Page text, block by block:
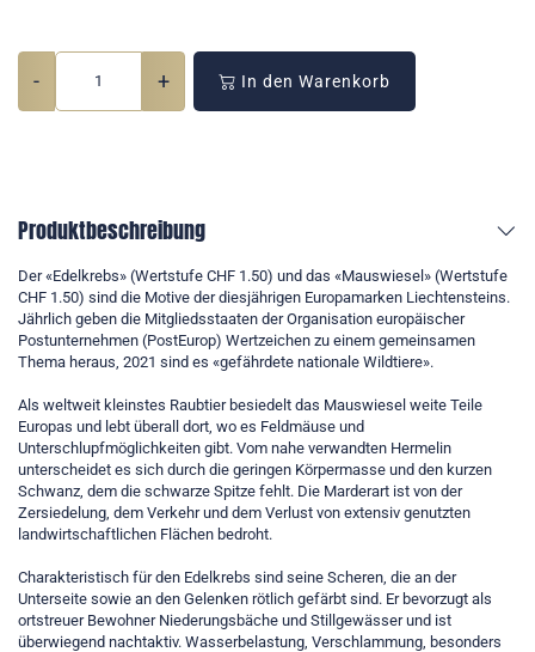
- + In den Warenkorb
Produktbeschreibung
Der «Edelkrebs» (Wertstufe CHF 1.50) und das «Mauswiesel» (Wertstufe
CHF 1.50) sind die Motive der diesjährigen Europamarken Liechtensteins.
Jährlich geben die Mitgliedsstaaten der Organisation europäischer
Postunternehmen (PostEurop) Wertzeichen zu einem gemeinsamen
Thema heraus, 2021 sind es «gefährdete nationale Wildtiere».
Als weltweit kleinstes Raubtier besiedelt das Mauswiesel weite Teile
Europas und lebt überall dort, wo es Feldmäuse und
Unterschlupfmöglichkeiten gibt. Vom nahe verwandten Hermelin
unterscheidet es sich durch die geringen Körpermasse und den kurzen
Schwanz, dem die schwarze Spitze fehlt. Die Marderart ist von der
Zersiedelung, dem Verkehr und dem Verlust von extensiv genutzten
landwirtschaftlichen Flächen bedroht.
Charakteristisch für den Edelkrebs sind seine Scheren, die an der
Unterseite sowie an den Gelenken rötlich gefärbt sind. Er bevorzugt als
ortstreuer Bewohner Niederungsbäche und Stillgewässer und ist
überwiegend nachtaktiv. Wasserbelastung, Verschlammung, besonders